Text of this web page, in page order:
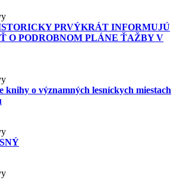
PRVÝKRÁT INFORMUJÚ
O PODROBNOM PLÁNE ŤAŽBY V
knihy o významných lesníckych miestach